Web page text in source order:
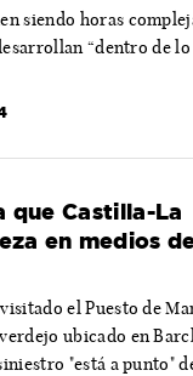
siendo horas
“dentro de lo
que Castilla-La
en medios
el Puesto de
ubicado en
"está a punto"